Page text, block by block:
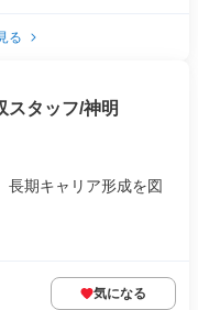
る
スタッフ/神明
長期キャリア形成を図
気になる